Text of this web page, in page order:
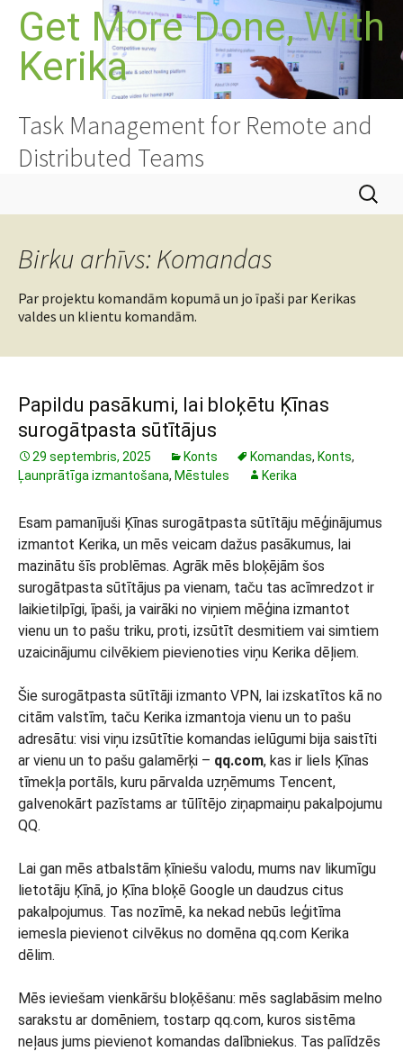
Doties
saturu
Get More Done, With
Kerika
Task Management for Remote and
Distributed Teams
Meklēt:
Birku arhīvs: Komandas
Par projektu komandām kopumā un jo īpaši par Kerikas
valdes un klientu komandām.
Papildu pasākumi, lai bloķētu Ķīnas
surogātpasta sūtītājus
29 septembris, 2025 Konts Komandas, Konts,
Ļaunprātīga izmantošana, Mēstules Kerika
Esam pamanījuši Ķīnas surogātpasta sūtītāju mēģinājumus
izmantot Kerika, un mēs veicam dažus pasākumus, lai
mazinātu šīs problēmas. Agrāk mēs bloķējām šos
surogātpasta sūtītājus pa vienam, taču tas acīmredzot ir
laikietilpīgi, īpaši, ja vairāki no viņiem mēģina izmantot
vienu un to pašu triku, proti, izsūtīt desmitiem vai simtiem
uzaicinājumu cilvēkiem pievienoties viņu Kerika dēļiem.
Šie surogātpasta sūtītāji izmanto VPN, lai izskatītos kā no
citām valstīm, taču Kerika izmantoja vienu un to pašu
adresātu: visi viņu izsūtītie komandas ielūgumi bija saistīti
ar vienu un to pašu galamērķi – qq.com, kas ir liels Ķīnas
tīmekļa portāls, kuru pārvalda uzņēmums Tencent,
galvenokārt pazīstams ar tūlītējo ziņapmaiņu pakalpojumu
QQ.
Lai gan mēs atbalstām ķīniešu valodu, mums nav likumīgu
lietotāju Ķīnā, jo Ķīna bloķē Google un daudzus citus
pakalpojumus. Tas nozīmē, ka nekad nebūs leģitīma
iemesla pievienot cilvēkus no domēna qq.com Kerika
dēlim.
Mēs ieviešam vienkāršu bloķēšanu: mēs saglabāsim melno
sarakstu ar domēniem, tostarp qq.com, kuros sistēma
neļaus jums pievienot komandas dalībniekus. Tas palīdzēs